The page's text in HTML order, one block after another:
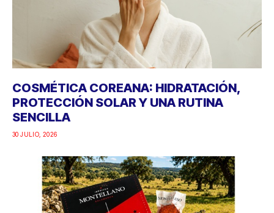
COSMÉTICA COREANA: HIDRATACIÓN,
PROTECCIÓN SOLAR Y UNA RUTINA
SENCILLA
30 JULIO, 2026